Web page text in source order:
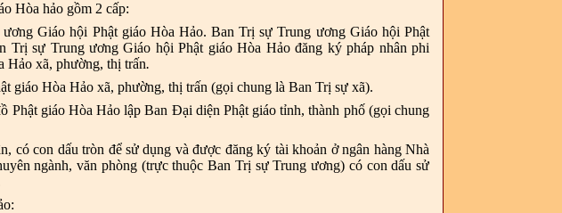
Hòa hảo gồm 2 cấp:
Giáo hội Phật giáo Hòa Hảo. Ban Trị sự Trung ương Giáo hội Phật
Trị sự Trung ương Giáo hội Phật giáo Hòa Hảo đăng ký pháp nhân phi
Hảo xã, phường, thị trấn.
giáo Hòa Hảo xã, phường, thị trấn (gọi chung là Ban Trị sự xã).
Phật giáo Hòa Hảo lập Ban Đại diện Phật giáo tỉnh, thành phố (gọi chung
có con dấu tròn để sử dụng và được đăng ký tài khoản ở ngân hàng Nhà
ngành, văn phòng (trực thuộc Ban Trị sự Trung ương) có con dấu sử